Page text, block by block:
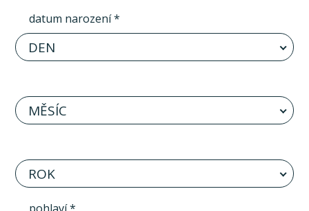
datum narození *
DEN
MĚSÍC
ROK